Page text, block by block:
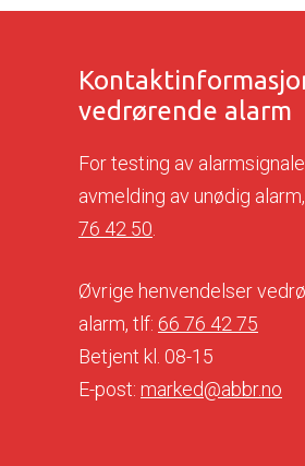
vedrørende alarm
For testing av
avmelding av unødig
76 42 50.
Øvrige henvendelser
alarm, tlf: 66 76 42 75
Betjent kl. 08-15
E-post: marked@abbr.no